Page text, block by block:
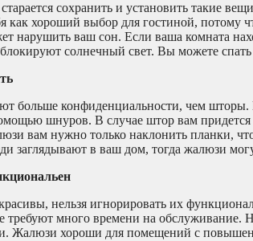
сохранить и установить такие
как хороший выбор для гостиной,
нарушить ваш сон. Если ваша комната
солнечный свет. Вы можете спать
больше конфиденциальности, чем
шнуров. В случае штор вам
вам нужно только наклонить планки,
заглядывают в ваш дом, тогда жалюзи
нельзя игнорировать их
много времени на обслуживание.
Жалюзи хороши для помещений с